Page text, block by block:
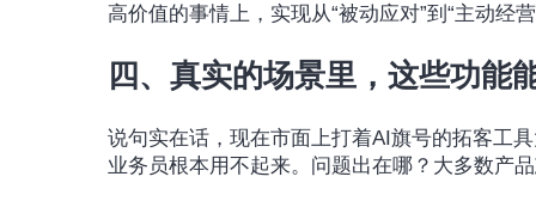
高价值的事情上，实现从“被动应对”到“主动经
四、真实的场景里，这些功能
说句实在话，现在市面上打着AI旗号的拓客工
业务员根本用不起来。问题出在哪？大多数产